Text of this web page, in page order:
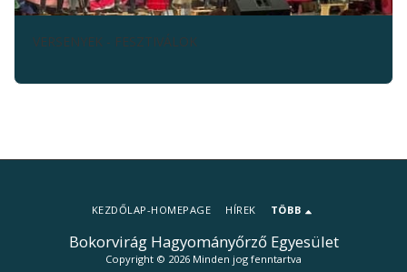
VERSENYEK - FESZTIVÁLOK
Bokorvirág Hagyományőrző Egyesület
Copyright © 2026 Minden jog fenntartva
KEZDŐLAP-HOMEPAGE HÍREK TÖBB